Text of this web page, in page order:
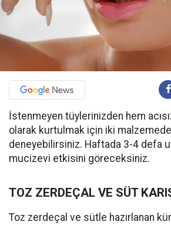
İstenmeyen tüylerinizden hem
olarak kurtulmak için iki
deneyebilirsiniz. Haftada 3-4 defa
mucizevi etkisini göreceksiniz.
TOZ ZERDEÇAL VE SÜT
Toz zerdeçal ve sütle hazırlanan